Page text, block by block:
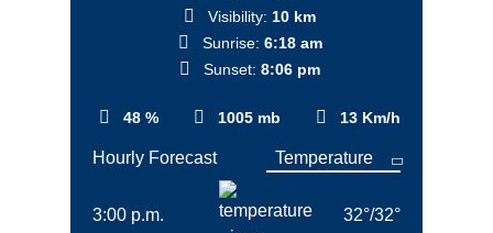
48 % 1005 mb 13 Km/h
Visibility: 10 km
Sunrise: 6:18 am
Sunset: 8:06 pm
Hourly Forecast
3:00 p.m. 32°/32°